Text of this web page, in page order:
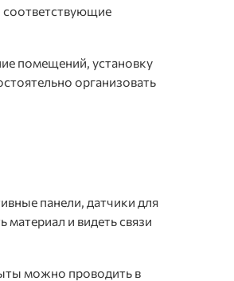
соответствующие
помещений, установку
организовать
панели, датчики для
и видеть связи
можно проводить в